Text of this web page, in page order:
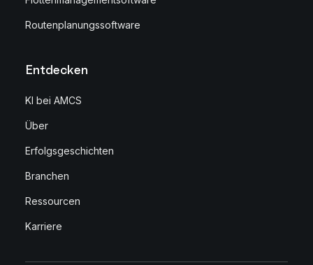
Routenplanungssoftware
Entdecken
KI bei AMCS
Über
Erfolgsgeschichten
Branchen
Ressourcen
Karriere